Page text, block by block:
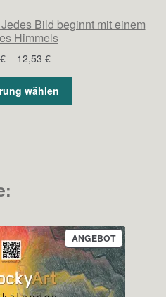
Bild beginnt mit einem
Himmels
€ – 12,53 €Preisspanne:
bis
12,53 €
wählen
ANGEBOTPRODUKT
IM
ANGEBOT